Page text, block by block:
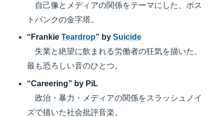
自己像とメディアの関係をテーマにした、ポス
トパンクの金字塔。
“FrankieTeardrop” bySuicide
失業と絶望に飲まれる労働者の狂気を描いた、
最も恐ろしい音のひとつ。
“Careering” by PiL
政治・暴力・メディアの関係をスラッシュノイ
ズで描いた社会批評音楽。